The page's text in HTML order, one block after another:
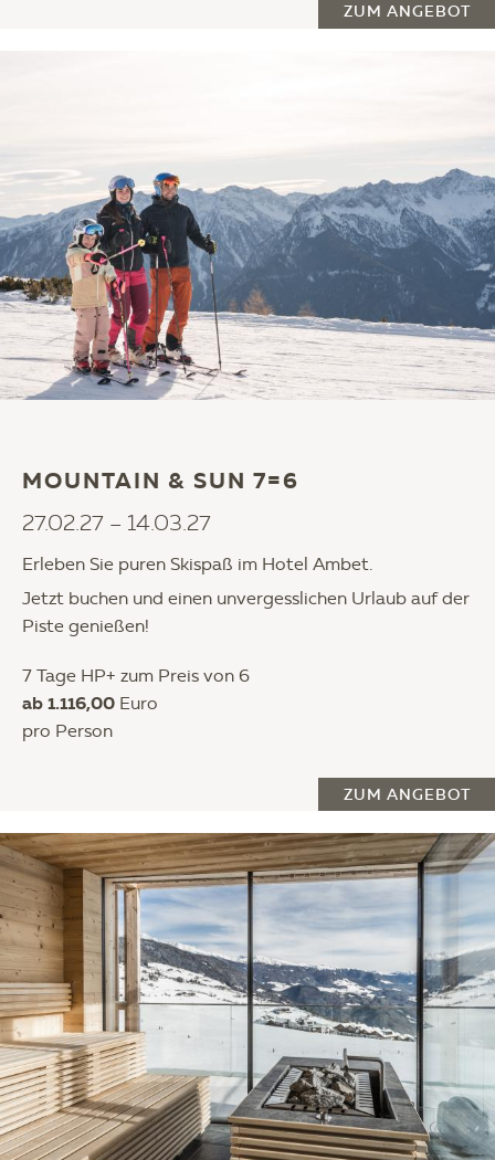
ZUM ANGEBOT
MOUNTAIN & SUN 7=6
27.02.27 – 14.03.27
Erleben Sie puren Skispaß im Hotel Ambet.
Jetzt buchen und einen unvergesslichen Urlaub auf der
Piste genießen!
7 Tage HP+ zum Preis von 6
ab 1.116,00 Euro
pro Person
ZUM ANGEBOT